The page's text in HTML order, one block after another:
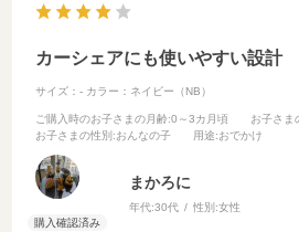
カーシェアにも使いやすい設計
サイズ：- カラー：ネイビー（NB）
ご購入時のお子さまの月齢:0～3カ月頃 お子さま
お子さまの性別 :おんなの子 用途:おでかけ
まかろに
年代:30代 性別:女性